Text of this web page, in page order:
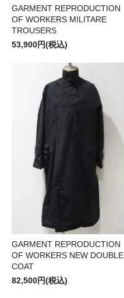
GARMENT REPRODUCTION
OF WORKERS MILITARE
TROUSERS
53,900円(税込)
GARMENT REPRODUCTION
OF WORKERS NEW DOUBLE
COAT
82,500円(税込)